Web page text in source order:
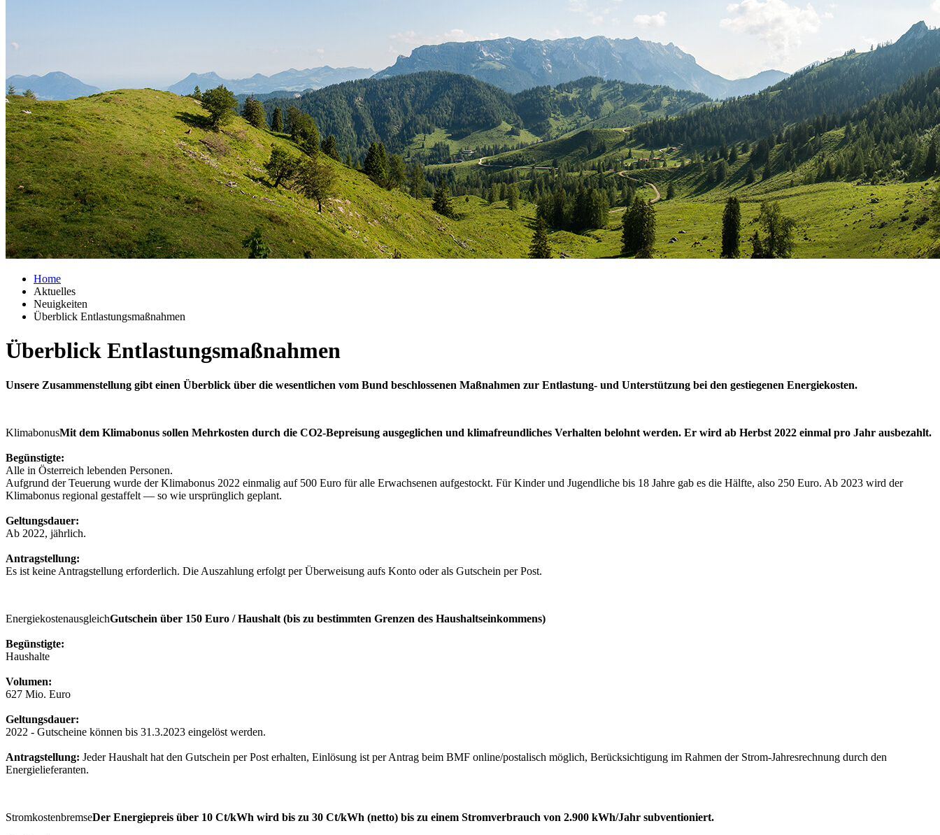
Home
Aktuelles
Neuigkeiten
Überblick Entlastungsmaßnahmen
Überblick Entlastungsmaßnahmen
Unsere Zusammenstellung gibt einen Überblick über die wesentlichen vom Bund beschlossenen Maßnahmen zur Entlastung- und Unterstützung bei den gestiegenen Energiekosten.
KlimabonusMit dem Klimabonus sollen Mehrkosten durch die CO2-Bepreisung ausgeglichen und klimafreundliches Verhalten belohnt werden. Er wird ab Herbst 2022 einmal pro Jahr ausbezahlt.
Begünstigte:
Alle in Österreich lebenden Personen.
Aufgrund der Teuerung wurde der Klimabonus 2022 einmalig auf 500 Euro für alle Erwachsenen aufgestockt. Für Kinder und Jugendliche bis 18 Jahre gab es die Hälfte, also 250 Euro. Ab 2023 wird der
Klimabonus regional gestaffelt — so wie ursprünglich geplant.
Geltungsdauer:
Ab 2022, jährlich.
Antragstellung:
Es ist keine Antragstellung erforderlich. Die Auszahlung erfolgt per Überweisung aufs Konto oder als Gutschein per Post.
EnergiekostenausgleichGutschein über 150 Euro / Haushalt (bis zu bestimmten Grenzen des Haushaltseinkommens)
Begünstigte:
Haushalte
Volumen:
627 Mio. Euro
Geltungsdauer:
2022 - Gutscheine können bis 31.3.2023 eingelöst werden.
Antragstellung: Jeder Haushalt hat den Gutschein per Post erhalten, Einlösung ist per Antrag beim BMF online/postalisch möglich, Berücksichtigung im Rahmen der Strom-Jahresrechnung durch den
Energielieferanten.
StromkostenbremseDer Energiepreis über 10 Ct/kWh wird bis zu 30 Ct/kWh (netto) bis zu einem Stromverbrauch von 2.900 kWh/Jahr subventioniert.